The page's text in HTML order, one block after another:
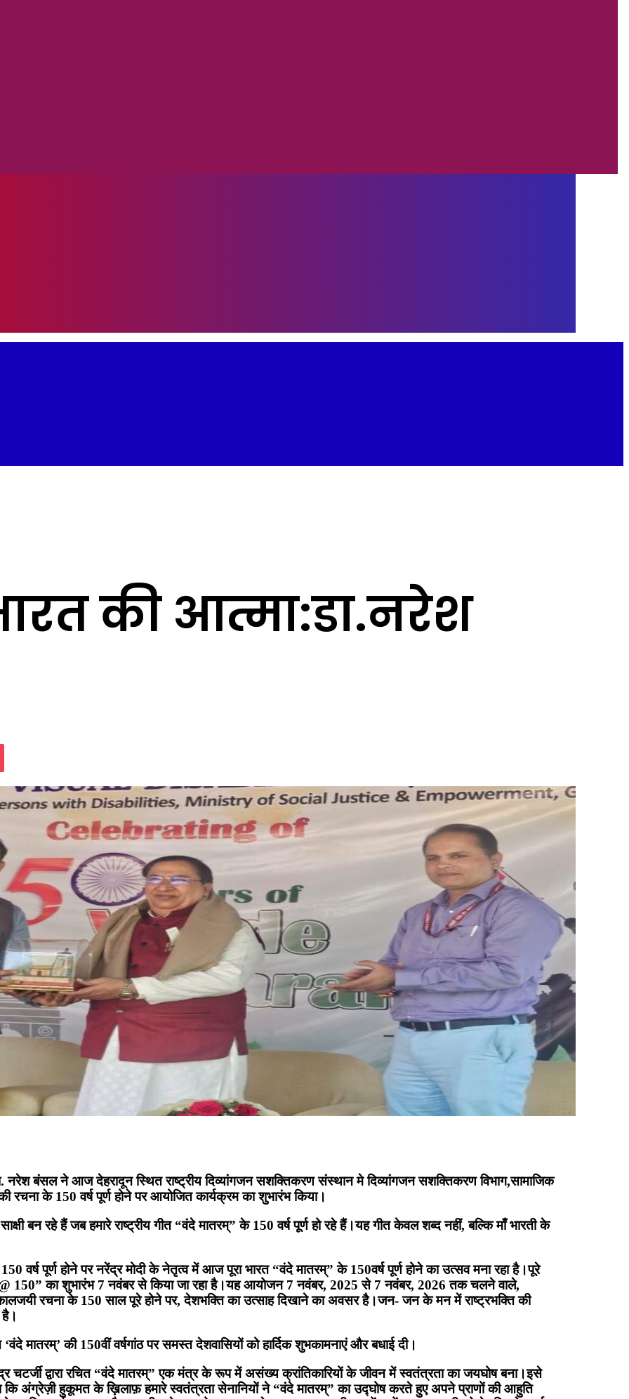
की आत्मा:डा.नरेश
Pocket
नरेश बंसल ने आज देहरादून स्थित राष्ट्रीय दिव्यांगजन सशक्तिकरण संस्थान मे दिव्यांगजन सशक्तिकरण विभाग,सामाजिक
की रचना के 150 वर्ष पूर्ण होने पर आयोजित कार्यक्रम का शुभारंभ किया।
बन रहे हैं जब हमारे राष्ट्रीय गीत “वंदे मातरम्” के 150 वर्ष पूर्ण हो रहे हैं।यह गीत केवल शब्द नहीं, बल्कि माँ भारती के
वर्ष पूर्ण होने पर नरेंद्र मोदी के नेतृत्व में आज पूरा भारत “वंदे मातरम्” के 150वर्ष पूर्ण होने का उत्सव मना रहा है।पूरे
150” का शुभारंभ 7 नवंबर से किया जा रहा है।यह आयोजन 7 नवंबर, 2025 से 7 नवंबर, 2026 तक चलने वाले,
रचना के 150 साल पूरे होने पर, देशभक्ति का उत्साह दिखाने का अवसर है।जन- जन के मन में राष्ट्रभक्ति की
मातरम्’ की 150वीं वर्षगांठ पर समस्त देशवासियों को हार्दिक शुभकामनाएं और बधाई दी।
चटर्जी द्वारा रचित “वंदे मातरम्” एक मंत्र के रूप में असंख्य क्रांतिकारियों के जीवन में स्वतंत्रता का जयघोष बना।इसे
अंग्रेज़ी हुकूमत के ख़िलाफ़ हमारे स्वतंत्रता सेनानियों ने “वंदे मातरम्” का उद्घोष करते हुए अपने प्राणों की आहुति